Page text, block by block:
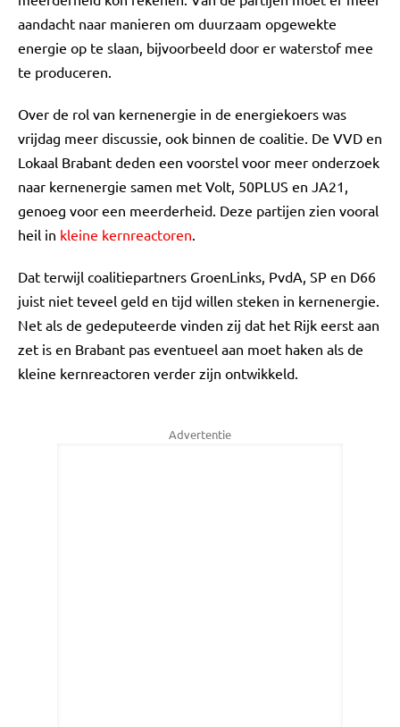
aandacht naar manieren om duurzaam opgewekte
energie op te slaan, bijvoorbeeld door er waterstof mee
te produceren.
Over de rol van kernenergie in de energiekoers was
vrijdag meer discussie, ook binnen de coalitie. De VVD en
Lokaal Brabant deden een voorstel voor meer onderzoek
naar kernenergie samen met Volt, 50PLUS en JA21,
genoeg voor een meerderheid. Deze partijen zien vooral
heil in kleine kernreactoren.
Dat terwijl coalitiepartners GroenLinks, PvdA, SP en D66
juist niet teveel geld en tijd willen steken in kernenergie.
Net als de gedeputeerde vinden zij dat het Rijk eerst aan
zet is en Brabant pas eventueel aan moet haken als de
kleine kernreactoren verder zijn ontwikkeld.
Advertentie